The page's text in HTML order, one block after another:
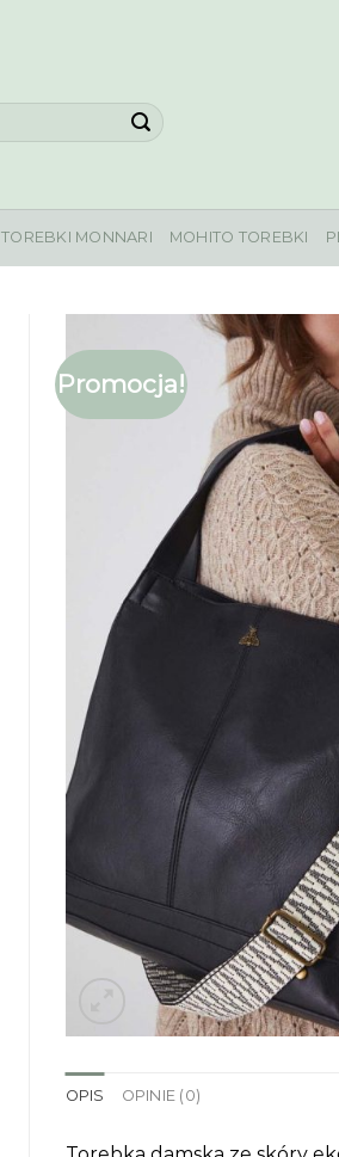
TOREBKI MONNARI MOHITO TOREBKI
Promocja!
OPIS OPINIE (0)